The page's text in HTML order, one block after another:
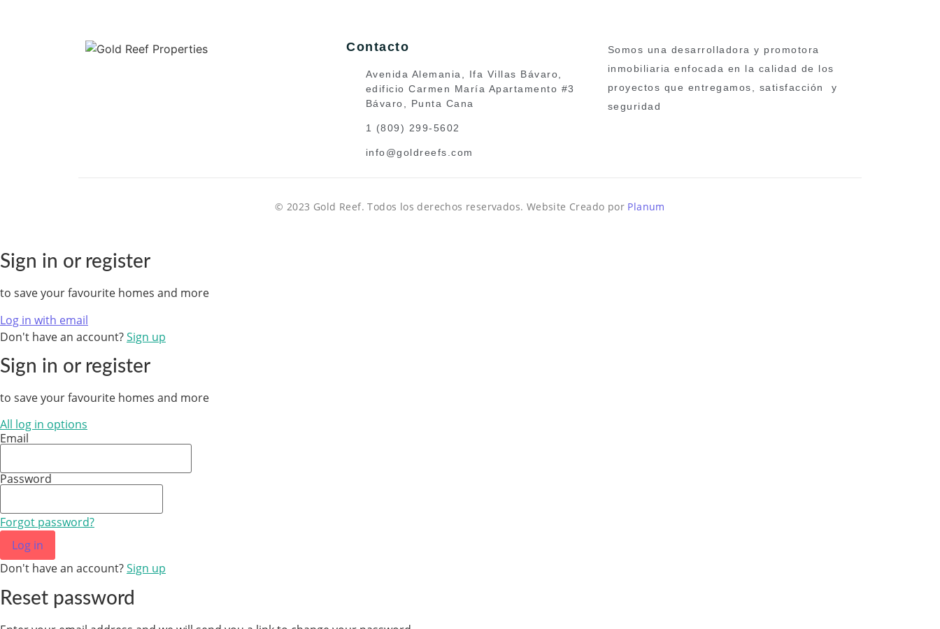
Contacto
Avenida Alemania, Ifa Villas Bávaro,
edificio Carmen María Apartamento #3
Bávaro, Punta Cana
1 (809) 299-5602
info@goldreefs.com
Somos una desarrolladora y promotora
inmobiliaria enfocada en la calidad de los
proyectos que entregamos, satisfacción y
seguridad
© 2023 Gold Reef. Todos los derechos reservados. Website Creado por Planum
Sign in or register
to save your favourite homes and more
Log in with email
Don't have an account?Sign up
Sign in or register
to save your favourite homes and more
All log in options
Email
Password
Forgot password?
Log in
Don't have an account?Sign up
Reset password